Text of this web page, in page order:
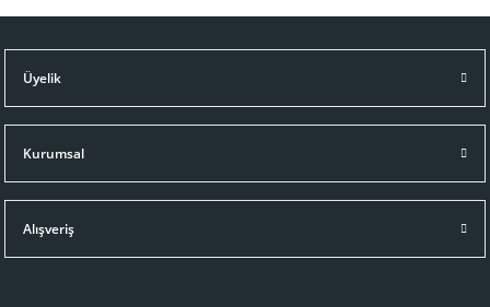
Üyelik
Kurumsal
Alışveriş